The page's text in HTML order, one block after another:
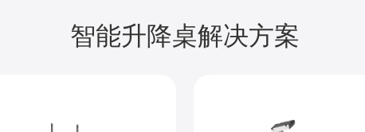
智能升降桌解决方案